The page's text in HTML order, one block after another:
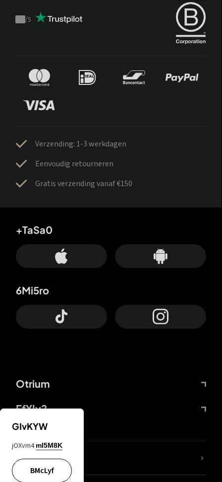
Trustpilot
/5
Verzending: 1-3 werkdagen
Eenvoudig retourneren
Gratis verzending vanaf €150
Otrium
FfYIy2
+TaSa0
6Mi5ro
KIjvtr
GIvKYW
jOXvm4 mI5M8K
BMcLyf